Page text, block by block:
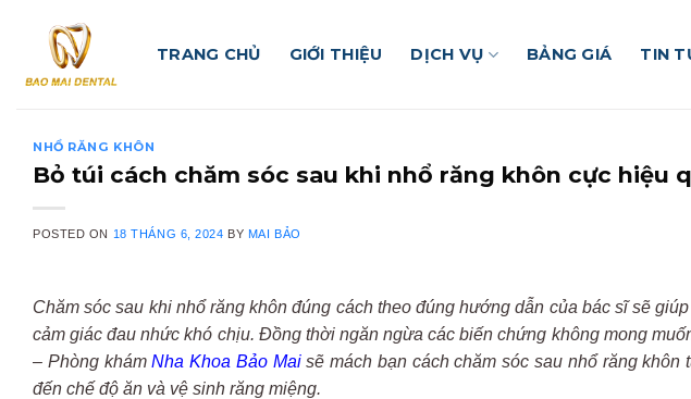
content
TRANG CHỦ GIỚI THIỆU DỊCH VỤ BẢNG GIÁ TIN
NHỔ RĂNG KHÔN
Bỏ túi cách chăm sóc sau khi nhổ răng khôn cực hiệu
POSTED ON 18 THÁNG 6, 2024 BY MAI BẢO
Chăm sóc sau khi nhổ răng khôn đúng cách theo đúng hướng dẫn của bác sĩ sẽ
cảm giác đau nhức khó chịu. Đồng thời ngăn ngừa các biến chứng không mong
– Phòng khámNha Khoa Bảo Maisẽ mách bạn cách chăm sóc sau nhổ răng khôn
đến chế độ ăn và vệ sinh răng miệng.